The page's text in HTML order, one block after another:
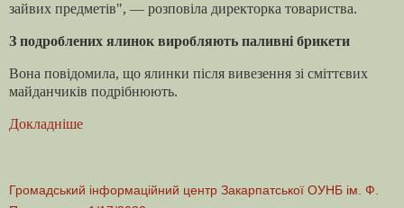
зайвих предметів", — розповіла директорка товариства.
З подроблених ялинок виробляють паливні брикети
Вона повідомила, що ялинки після вивезення зі сміттєвих
майданчиків подрібнюють.
Докладніше
Громадський інформаційний центр Закарпатської ОУНБ ім. Ф.